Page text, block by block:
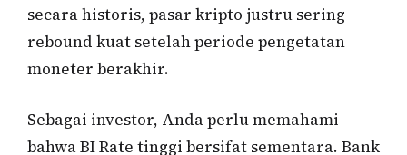
secara historis, pasar kripto justru sering
rebound kuat setelah periode pengetatan
moneter berakhir.
Sebagai investor, Anda perlu memahami
bahwa BI Rate tinggi bersifat sementara. Bank